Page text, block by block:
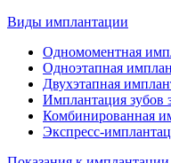
Виды имплантации
Одномоментная
Одноэтапная
Двухэтапная
Имплантация зубов
Комбинированная
Экспресс-